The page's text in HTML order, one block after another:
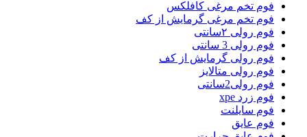
فوم تخم مرغی کافلکس
فوم تخم مرغی گرمایش از کف
فوم رولی ۲سانتی
فوم رولی 3 سانتی
فوم رولی گرمایش از کف
فوم رولی متالایز
فوم رولی2سانتی
فوم زرد xpe
فوم سایلنت
فوم عایق